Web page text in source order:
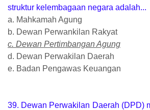
struktur kelembagaan negara adalah...
a. Mahkamah Agung
b. Dewan Perwankilan Rakyat
c. Dewan Pertimbangan Agung
d. Dewan Perwakilan Daerah
e. Badan Pengawas Keuangan
39. Dewan Perwakilan Daerah (DPD)